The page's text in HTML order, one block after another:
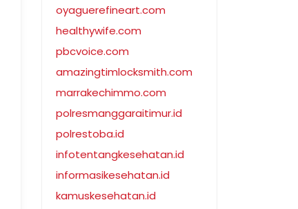
oyaguerefineart.com
healthywife.com
pbcvoice.com
amazingtimlocksmith.com
marrakechimmo.com
polresmanggaraitimur.id
polrestoba.id
infotentangkesehatan.id
informasikesehatan.id
kamuskesehatan.id